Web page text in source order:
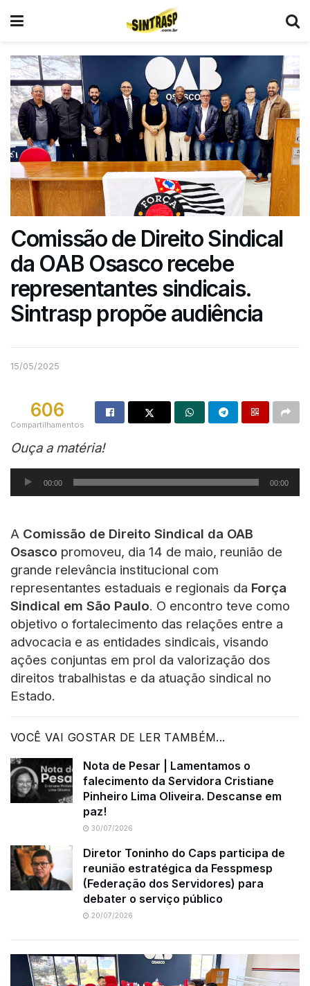
Comissão de Direito Sindical
da OAB Osasco recebe
representantes sindicais.
Sintrasp propõe audiência
15/05/2025
606
Compartilhamentos
Ouça a matéria!
Tocador
de
00:00 00:00
A Comissão de Direito Sindical da OAB
Osasco promoveu, dia 14 de maio, reunião de
grande relevância institucional com
representantes estaduais e regionais da Força
Sindical em São Paulo. O encontro teve como
objetivo o fortalecimento das relações entre a
advocacia e as entidades sindicais, visando
ações conjuntas em prol da valorização dos
direitos trabalhistas e da atuação sindical no
Estado.
VOCÊ VAI GOSTAR DE LER TAMBÉM...
Nota de Pesar | Lamentamos o
falecimento da Servidora Cristiane
Pinheiro Lima Oliveira. Descanse em
paz!
30/07/2026
Diretor Toninho do Caps participa de
reunião estratégica da Fesspmesp
(Federação dos Servidores) para
debater o serviço público
20/07/2026